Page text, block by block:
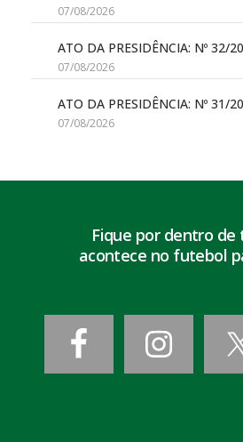
07/08/2026
ATO DA PRESIDÊNCIA: Nº 32/
07/08/2026
ATO DA PRESIDÊNCIA: Nº 31/
07/08/2026
Fique por dentro de
acontece no futebol